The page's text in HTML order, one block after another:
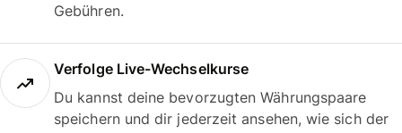
Gebühren.
Verfolge Live-Wechselkurse
Du kannst deine bevorzugten Währungspaare
speichern und dir jederzeit ansehen, wie sich der